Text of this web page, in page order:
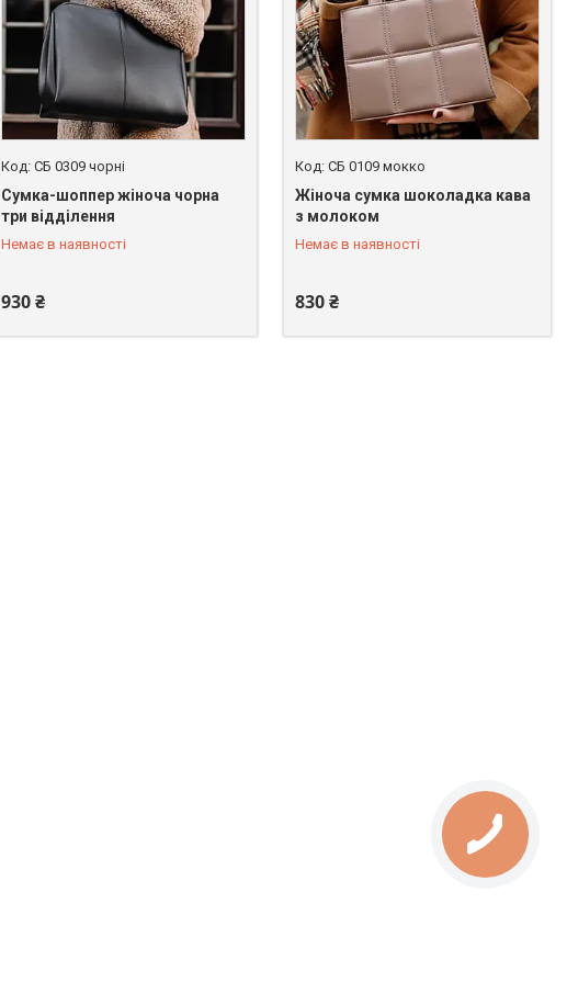
СБ 0309 чорні
Cумка-шоппер жіноча чорна
три відділення
Немає в наявності
930 ₴
СБ 0109 мокко
Жіноча сумка шоколадка кава
з молоком
Немає в наявності
830 ₴